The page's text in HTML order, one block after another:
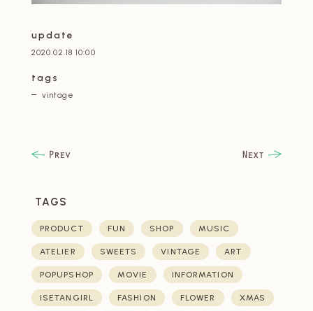
update
2020.02.18 10:00
tags
vintage
TAGS
PRODUCT FUN SHOP MUSIC
ATELIER SWEETS VINTAGE ART
POPUPSHOP MOVIE INFORMATION
ISETANGIRL FASHION FLOWER XMAS